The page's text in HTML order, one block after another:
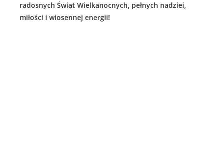
radosnych Świąt Wielkanocnych, pełnych nadziei,
miłości i wiosennej energii!